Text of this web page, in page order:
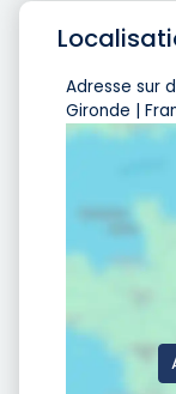
Adresse sur
Gironde |